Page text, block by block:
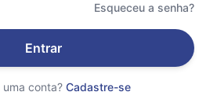
Esqueceu a senha?
Entrar
uma conta? Cadastre-se